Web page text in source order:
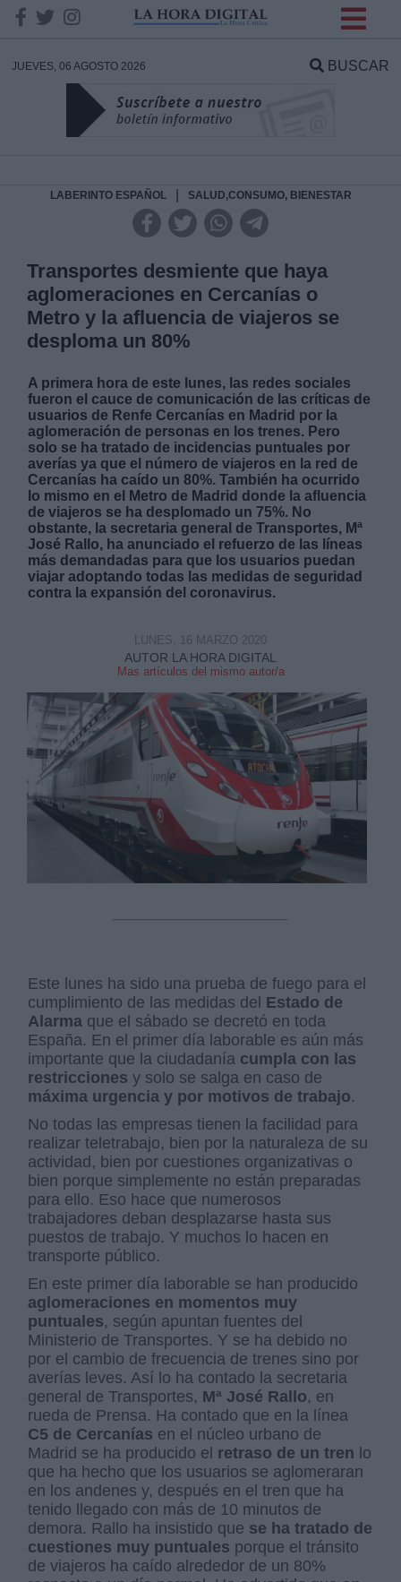
JUEVES, 06 AGOSTO 2026 BUSCAR
LABERINTO ESPAÑOL SALUD,CONSUMO, BIENESTAR
Transportes desmiente que haya
aglomeraciones en Cercanías o
Metro y la afluencia de viajeros se
desploma un 80%
A primera hora de este lunes, las redes sociales
fueron el cauce de comunicación de las críticas de
usuarios de Renfe Cercanías en Madrid por la
aglomeración de personas en los trenes. Pero
solo se ha tratado de incidencias puntuales por
averías ya que el número de viajeros en la red de
Cercanías ha caído un 80%. También ha ocurrido
lo mismo en el Metro de Madrid donde la afluencia
de viajeros se ha desplomado un 75%. No
obstante, la secretaria general de Transportes, Mª
José Rallo, ha anunciado el refuerzo de las líneas
más demandadas para que los usuarios puedan
viajar adoptando todas las medidas de seguridad
contra la expansión del coronavirus.
AUTOR LA HORA DIGITAL
Mas artículos del mismo autor/a
LUNES, 16 MARZO 2020
Este lunes ha sido una prueba de fuego para el
cumplimiento de las medidas del Estado de
Alarma que el sábado se decretó en toda
España. En el primer día laborable es aún más
importante que la ciudadanía cumpla con las
restricciones y solo se salga en caso de
máxima urgencia y por motivos de trabajo.
No todas las empresas tienen la facilidad para
realizar teletrabajo, bien por la naturaleza de su
actividad, bien por cuestiones organizativas o
bien porque simplemente no están preparadas
para ello. Eso hace que numerosos
trabajadores deban desplazarse hasta sus
puestos de trabajo. Y muchos lo hacen en
transporte público.
En este primer día laborable se han producido
aglomeraciones en momentos muy
puntuales, según apuntan fuentes del
Ministerio de Transportes. Y se ha debido no
por el cambio de frecuencia de trenes sino por
averías leves. Así lo ha contado la secretaria
general de Transportes, Mª José Rallo, en
rueda de Prensa. Ha contado que en la línea
C5 de Cercanías en el núcleo urbano de
Madrid se ha producido el retraso de un tren lo
que ha hecho que los usuarios se aglomeraran
en los andenes y, después en el tren que ha
tenido llegado con más de 10 minutos de
demora. Rallo ha insistido que se ha tratado de
cuestiones muy puntuales porque el tránsito
de viajeros ha caído alrededor de un 80%
DATOS
Responsable:
Legitimación:
Derechos:
link
Información adicional